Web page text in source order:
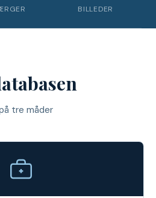
BILLEDER
tre måder